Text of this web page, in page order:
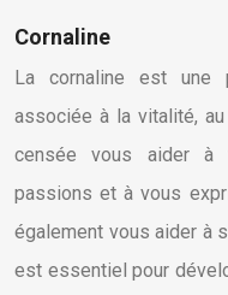
Cornaline
La cornaline est une
associée à la vitalité,
censée vous aider à
passions et à vous
également vous aider à
est essentiel pour